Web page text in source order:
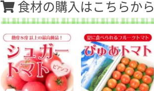
食材の購入はこちらから